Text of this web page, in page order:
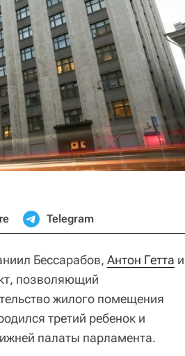
Telegram
Бессарабов, Антон Гетта и
позволяющий
жилого помещения
третий ребенок и
палаты парламента.